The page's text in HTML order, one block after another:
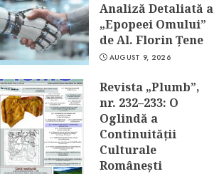
Analiză Detaliată a
„Epopeei Omului”
de Al. Florin Țene
AUGUST 9, 2026
Revista „Plumb”,
nr. 232–233: O
Oglindă a
Continuității
Culturale
Românești